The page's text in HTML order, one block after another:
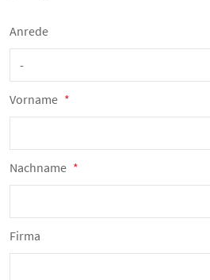
Anrede
Vorname *
Nachname *
Firma